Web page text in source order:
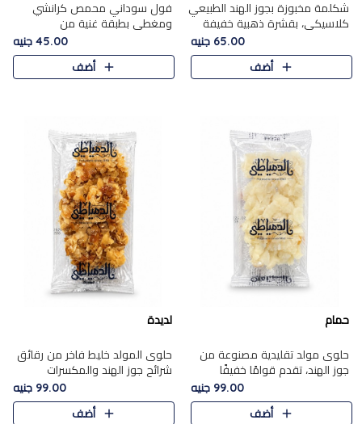
شكلمة مخبوزة بجوز الهند الطبيعي
كلاسيكي، بقشرة ذهبية خفيفة
وقلب طري رطب يذوب في الفم،
تمنحك المذاق الشرقي الحلو الأصيل
التقليدي في كل لقمة.
65.00 جنيه
أضف
فول سوداني محمص كرانشي
ومغطى بطبقة غنية من
الشوكولاتة، يجمع بين طعم
القرمشة الأصيلة الكلاسكيكية
التقليدية للفول السوداني وحلاوة
45.00 جنيه
أضف
حمام
حلوى مولد تقليدية مصنوعة من
جوز الهند، تقدم قوامًا خفيفًا
ونكهة شرقية أصيلة تجسد روح
الـموسم الأعياد.
99.00 جنيه
أضف
لديدة
حلوى المولد خليط فاخر من رقائق
شرائح جوز الهند والمكسرات
المحمصة، متماسك بشراب حلاوة
الكراميل الخفيفة ليمنحك قرمشة
غنية ومذاقًا شرقيًا أصيلً..
99.00 جنيه
أضف